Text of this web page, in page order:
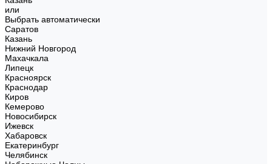
или
Выбрать автоматически
Саратов
Казань
Нижний Новгород
Махачкала
Липецк
Красноярск
Краснодар
Киров
Кемерово
Новосибирск
Ижевск
Хабаровск
Екатеринбург
Челябинск